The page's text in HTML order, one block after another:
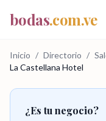
bodas.com.ve
Inicio / Directorio /
La Castellana Hotel
¿Es tu negocio?